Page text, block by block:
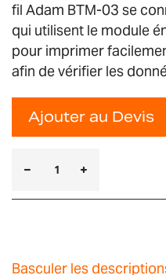
fil Adam BTM-03 se
qui utilisent le module
pour imprimer
afin de vérifier les
Ajouter au Devis
Basculer les